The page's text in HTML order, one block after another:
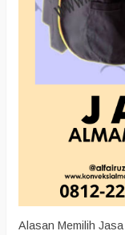
Alasan Memilih